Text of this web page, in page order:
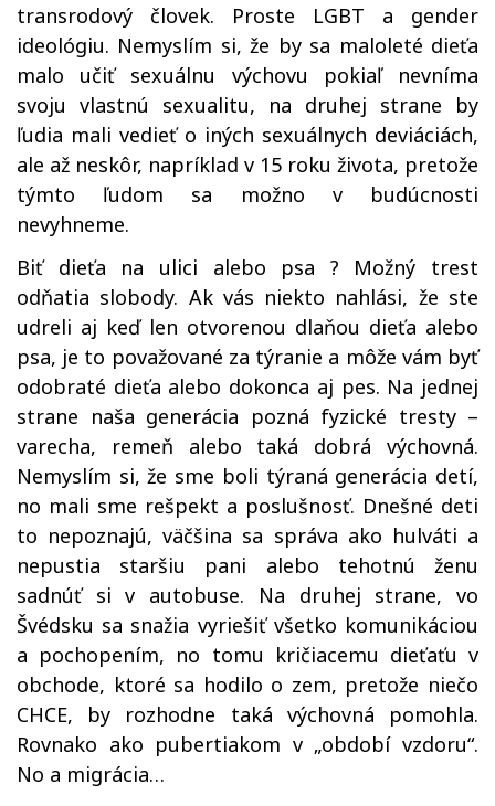
transrodový človek. Proste LGBT a gender
ideológiu. Nemyslím si, že by sa maloleté dieťa
malo učiť sexuálnu výchovu pokiaľ nevníma
svoju vlastnú sexualitu, na druhej strane by
ľudia mali vedieť o iných sexuálnych deviáciách,
ale až neskôr, napríklad v 15 roku života, pretože
týmto ľudom sa možno v budúcnosti
nevyhneme.
Biť dieťa na ulici alebo psa ? Možný trest
odňatia slobody. Ak vás niekto nahlási, že ste
udreli aj keď len otvorenou dlaňou dieťa alebo
psa, je to považované za týranie a môže vám byť
odobraté dieťa alebo dokonca aj pes. Na jednej
strane naša generácia pozná fyzické tresty –
varecha, remeň alebo taká dobrá výchovná.
Nemyslím si, že sme boli týraná generácia detí,
no mali sme rešpekt a poslušnosť. Dnešné deti
to nepoznajú, väčšina sa správa ako hulváti a
nepustia staršiu pani alebo tehotnú ženu
sadnúť si v autobuse. Na druhej strane, vo
Švédsku sa snažia vyriešiť všetko komunikáciou
a pochopením, no tomu kričiacemu dieťaťu v
obchode, ktoré sa hodilo o zem, pretože niečo
CHCE, by rozhodne taká výchovná pomohla.
Rovnako ako pubertiakom v „období vzdoru“.
No a migrácia…